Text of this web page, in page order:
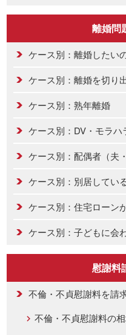
離婚
ケース別：離婚したい
ケース別：離婚を切り
ケース別：熟年離婚
ケース別：DV・モラハ
ケース別：配偶者（夫
ケース別：別居してい
ケース別：住宅ローン
ケース別：子どもに会
慰謝料
不倫・不貞慰謝料を請
不倫・不貞慰謝料の